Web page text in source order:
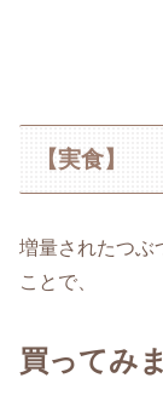
【実食】
増量されたつぶ
ことで、
買ってみ